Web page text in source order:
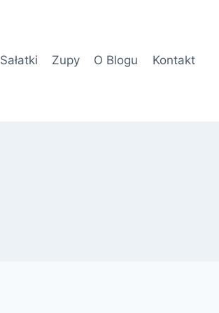
Sałatki Zupy O Blogu Kontakt